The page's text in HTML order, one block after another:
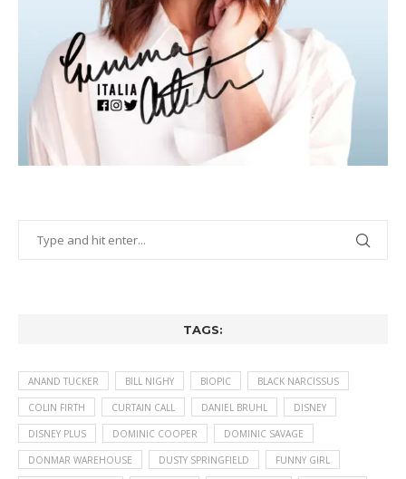
TAGS:
ANAND TUCKER BILL NIGHY BIOPIC BLACK NARCISSUS
COLIN FIRTH CURTAIN CALL DANIEL BRUHL DISNEY
DISNEY PLUS DOMINIC COOPER DOMINIC SAVAGE
DONMAR WAREHOUSE DUSTY SPRINGFIELD FUNNY GIRL